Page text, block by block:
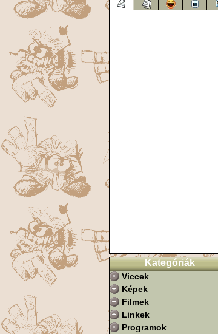
Kategóriák
Viccek
Képek
Filmek
Linkek
Programok